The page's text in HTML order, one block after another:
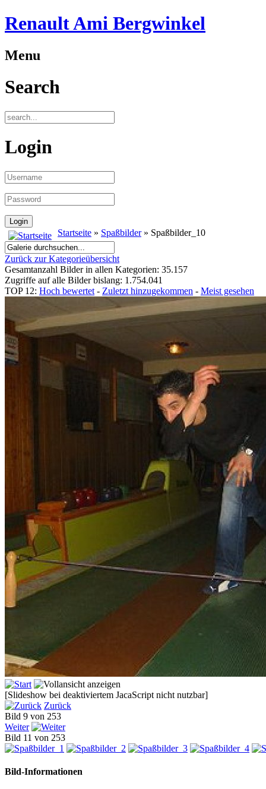
Renault Ami Bergwinkel
Menu
Search
Login
Startseite » Spaßbilder» Spaßbilder_10
Zurück zur Kategorieübersicht
Gesamtanzahl Bilder in allen Kategorien: 35.157
Zugriffe auf alle Bilder bislang: 1.754.041
TOP 12: Hoch bewertet - Zuletzt hinzugekommen - Meist gesehen
[Slideshow bei deaktiviertem JacaScript nicht nutzbar]
Zurück
Bild 9 von 253
Weiter
Bild 11 von 253
Bild-Informationen